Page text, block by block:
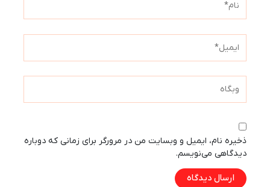
ذخیره نام، ایمیل و وبسایت من در مرورگر برای زمانی که دوباره
دیدگاهی می‌نویسم.